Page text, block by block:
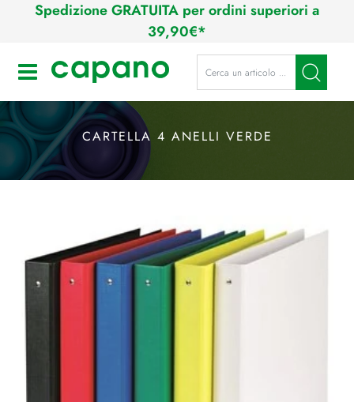
Spedizione GRATUITA per ordini superiori a
39,90€*
Open La modifica di un filtro
CARTELLA 4 ANELLI VERDE